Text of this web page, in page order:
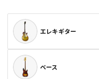
エレキギター
ベース